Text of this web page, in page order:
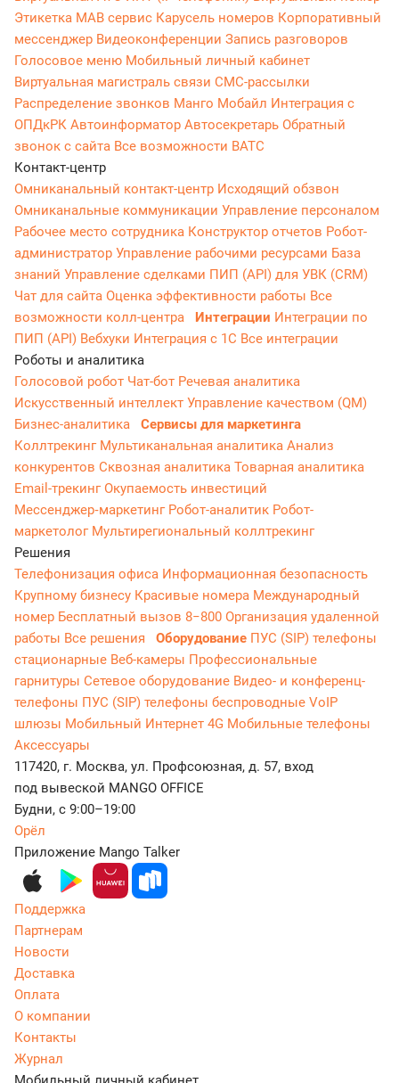
Этикетка МАВ сервис Карусель номеров Корпоративный
мессенджер Видеоконференции Запись разговоров
Голосовое меню Мобильный личный кабинет
Виртуальная магистраль связи СМС-рассылки
Распределение звонков Манго Мобайл Интеграция с
ОПДкРК Автоинформатор Автосекретарь Обратный
звонок с сайта Все возможности ВАТС
Контакт-центр
Омниканальный контакт-центр Исходящий обзвон
Омниканальные коммуникации Управление персоналом
Рабочее место сотрудника Конструктор отчетов Робот-
администратор Управление рабочими ресурсами База
знаний Управление сделками ПИП (API) для УВК (CRM)
Чат для сайта Оценка эффективности работы Все
возможности колл-центра
Интеграции Интеграции по
ПИП (API) Вебхуки Интеграция с 1С Все интеграции
Роботы и аналитика
Голосовой робот Чат-бот Речевая аналитика
Искусственный интеллект Управление качеством (QM)
Бизнес-аналитика
Сервисы для маркетинга
Коллтрекинг Мультиканальная аналитика Анализ
конкурентов Сквозная аналитика Товарная аналитика
Email-трекингОкупаемость инвестиций
Мессенджер‑маркетинг Робот-аналитик Робот-
маркетолог Мультирегиональный коллтрекинг
Решения
Телефонизация офиса Информационная безопасность
Крупному бизнесу Красивые номера Международный
номер Бесплатный вызов 8−800 Организация удаленной
работы Все решения Оборудование ПУС (SIP) телефоны
стационарные Веб-камеры Профессиональные
гарнитуры Сетевое оборудование Видео- и конференц-
телефоны ПУС (SIP) телефоны беспроводные VoIP
шлюзы Мобильный Интернет 4G Мобильные телефоны
Аксессуары
117420, г. Москва, ул. Профсоюзная, д. 57, вход
под вывеской MANGO OFFICE
Будни, с 9:00–19:00
Орёл
Приложение Mango Talker
Поддержка
Партнерам
Новости
Доставка
Оплата
О компании
Контакты
Журнал